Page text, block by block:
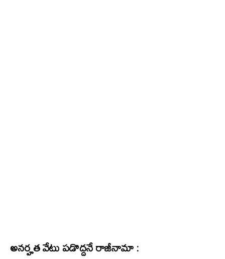
అనర్హత వేటు పడొద్దనే రాజీనామా :